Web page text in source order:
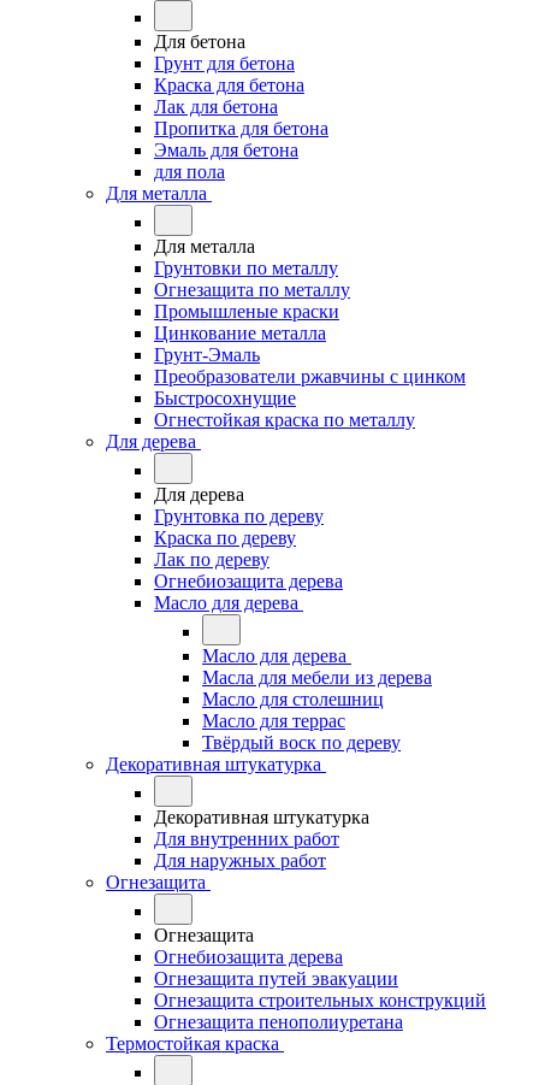
Для бетона
Грунт для бетона
Краска для бетона
Лак для бетона
Пропитка для бетона
Эмаль для бетона
для пола
Для металла
Для металла
Грунтовки по металлу
Огнезащита по металлу
Промышленые краски
Цинкование металла
Грунт-Эмаль
Преобразователи ржавчины с цинком
Быстросохнущие
Огнестойкая краска по металлу
Для дерева
Для дерева
Грунтовка по дереву
Краска по дереву
Лак по дереву
Огнебиозащита дерева
Масло для дерева
Масло для дерева
Масла для мебели из дерева
Масло для столешниц
Масло для террас
Твёрдый воск по дереву
Декоративная штукатурка
Декоративная штукатурка
Для внутренних работ
Для наружных работ
Огнезащита
Огнезащита
Огнебиозащита дерева
Огнезащита путей эвакуации
Огнезащита строительных конструкций
Огнезащита пенополиуретана
Термостойкая краска